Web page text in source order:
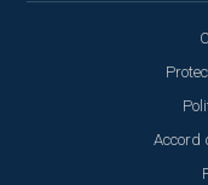
Accord